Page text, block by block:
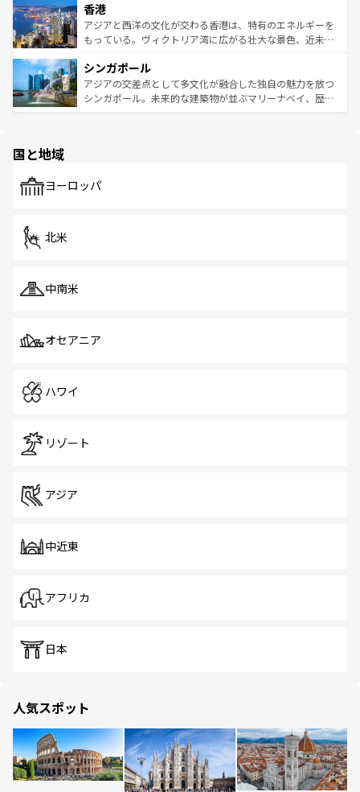
とつ。フォーやバインミー、ベトナムコーヒーなどは、ぜ
ひ現地で味わいたい。どの地域を訪れてもあたたかい人々
が旅行者を迎えてくれるので、きっと忘れられない旅にな
参照してほしい。
の活気が交差している。北部ではチェンマイなどの山岳地
帯で自然と触れ合い、南部ではプーケットやクラビの美し
いビーチでリゾート気分を楽しむことができる。タイ料理
激する。気候は一年中温暖で、どの季節にも異なる楽しみ
が待っている。親しみやすいタイの人々、仏教を中心とし
た文化、そして多様な観光資源が、訪れる旅人を魅了し続
香港
アジアと西洋の文化が交わる香港は、特有のエネルギーを
もっている。ヴィクトリア湾に広がる壮大な景色、近未来
み、どこを訪れても感動するはず。観光スポットが密集し
ており、効率よく見どころを回れるのも魅力。息をのむよ
うな絶景から文化的な体験まで、香港を存分に楽しみ尽く
シンガポール
アジアの交差点として多文化が融合した独自の魅力を放つ
シンガポール。未来的な建築物が並ぶマリーナベイ、歴史
で、ホーカーズは地元の風情を楽しめる外せないスポット
国と地域
ヨーロッパ
北米
中南米
オセアニア
ハワイ
リゾート
アジア
中近東
アフリカ
日本
人気スポット